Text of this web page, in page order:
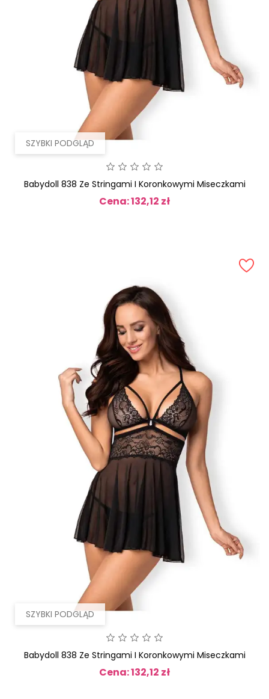
SZYBKI PODGLĄD
Babydoll 838 Ze Stringami I Koronkowymi Miseczkami
Cena: 132,12 zł
SZYBKI PODGLĄD
Babydoll 838 Ze Stringami I Koronkowymi Miseczkami
Cena: 132,12 zł